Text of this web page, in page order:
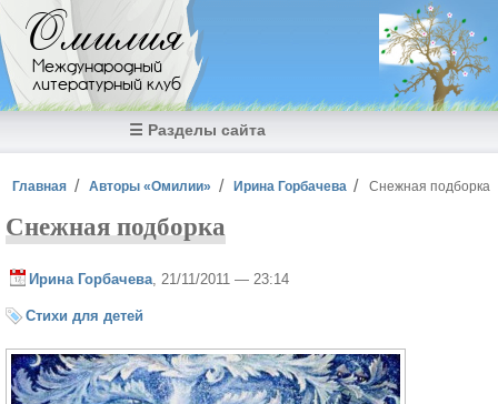
Перейти к основному содержанию
Омилия
Международный
литературный клуб
☰ Разделы сайта
Вы здесь
Главная Авторы «Омилии» Ирина Горбачева Снежная подборка
Снежная подборка
Ирина Горбачева , 21/11/2011 — 23:14
Стихи для детей